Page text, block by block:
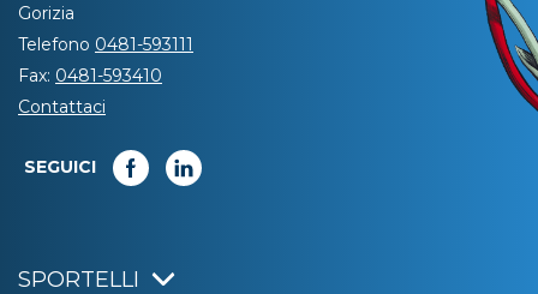
Gorizia
Telefono 0481-593111
Fax: 0481-593410
Contattaci
SEGUICI
SPORTELLI